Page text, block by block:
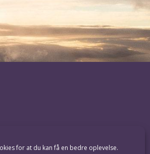
for at du kan få en bedre oplevelse.